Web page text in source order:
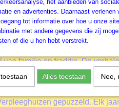
eerste kenmerk is de
Als je eenmaal een fan bent van
is echt heel leuk puzzelen.
de puzzels vallen in het
je terug in de tijd. Een warme
van familie en traditie. De
Er zijn twee zeer
. De 500 XL en de 250 XL.
voor de wat ouderen onder
gepuzzeld. Elk
het aanbieden van
en advertenties. Daarnaast verlenen
tot informatie over hoe u onze
met andere gegevens die zij
of die u hen hebt verstrekt.
Alles toestaan Nee,